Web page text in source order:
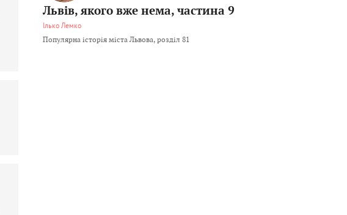
Львів, якого вже нема, частина 9
Ілько Лемко
Популярна історія міста Львова, розділ 81